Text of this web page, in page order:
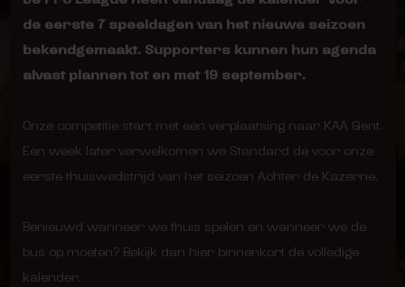
de eerste 7 speeldagen van het nieuwe seizoen
bekendgemaakt. Supporters kunnen hun agenda
alvast plannen tot en met 19 september.
Onze competitie start met een verplaatsing naar KAA Gent.
Een week later verwelkomen we Standard de voor onze
eerste thuiswedstrijd van het seizoen Achter de Kazerne.
Benieuwd wanneer we thuis spelen en wanneer we de
bus op moeten? Bekijk dan hier binnenkort de volledige
kalender.